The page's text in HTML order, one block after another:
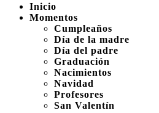
Inicio
Momentos
Cumpleaños
Día de la madre
Día del padre
Graduación
Nacimientos
Navidad
Profesores
San Valentín